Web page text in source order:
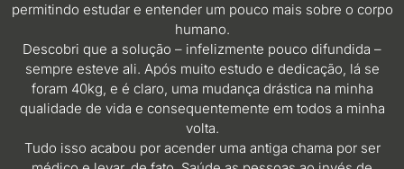
permitindo estudar e entender um pouco mais sobre o corpo
humano.
Descobri que a solução – infelizmente pouco difundida –
sempre esteve ali. Após muito estudo e dedicação, lá se
foram 40kg, e é claro, uma mudança drástica na minha
qualidade de vida e consequentemente em todos a minha
volta.
Tudo isso acabou por acender uma antiga chama por ser